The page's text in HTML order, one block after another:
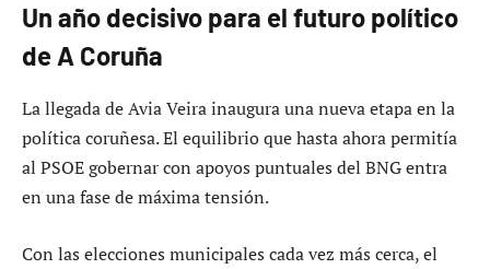
Un año decisivo para el futuro político
de A Coruña
La llegada de Avia Veira inaugura una nueva etapa en la
política coruñesa. El equilibrio que hasta ahora permitía
al PSOE gobernar con apoyos puntuales del BNG entra
en una fase de máxima tensión.
Con las elecciones municipales cada vez más cerca, el